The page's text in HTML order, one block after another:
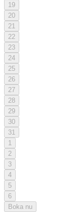
19
20
21
22
23
24
25
26
27
28
29
30
31
1
2
3
4
5
6
Boka nu